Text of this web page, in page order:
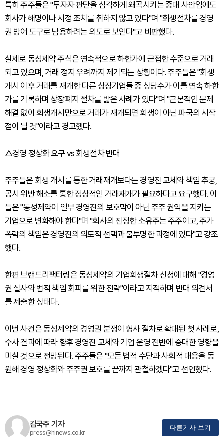
특히 주주들은 "투자자 판단을 심각하게 왜곡시키는 중대 사안임에도
회사가 해명이나 시정 조치를 취하지 않고 있다"며 "회생절차를 경영
권 방어 도구로 남용하려는 의도로 보인다"고 비판했다.
실제로 동성제약 주식은 연속적으로 하한가에 근접한 수준으로 거래
되고 있으며, 거래 정지 우려까지 제기되는 상황이다. 주주들은 "회생
개시 이후 거래를 재개한 다른 상장기업들 중 상당수가 이틀 연속 하한
가를 기록하며 상장폐지 절차를 밟은 사례가 있다"며 "근본적인 문제
해결 없이 회생개시만으로 거래가 재개되면 회생이 아닌 파국의 시작
점이 될 것"이라고 경고했다.
△경영 정상화 요구 vs 회생절차 반대
주주들은 회생 개시를 통한 거래재개보다는 경영진 교체와 책임 추궁,
공시 위반 해소를 통한 정상적인 거래재개가 필요하다고 요구했다. 이
들은 "동성제약이 일부 경영진의 보호막이 아닌 주주 권익을 지키는
기업으로 변화해야 한다"며 "회사의 진정한 소유주는 주주이고, 주가
폭락의 책임은 경영진의 의도적 선택과 불투명한 과정에 있다"고 강조
했다.
한편 브랜드리팩터링은 동성제약의 기업회생절차 신청에 대해 "경영
권 실사와 법적 책임 회피를 위한 전략"이라고 지적하며 반대 의견서
를 제출한 상태다.
이번 사건은 동성제약의 경영권 분쟁이 형사 절차로 확대된 첫 사례로,
수사 결과에 따라 향후 경영진 교체와 기업 운영 전반에 중대한 영향을
미칠 것으로 전망된다. 주주들은 "모든 법적 수단과 사회적 대응을 동
원해 경영 정상화와 주주권 보호를 끝까지 관철하겠다"고 선언했다.
김국주 기자
press@hinews.co.kr
다른기사 보기